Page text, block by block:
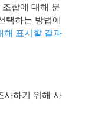
합에 대해 분
택하는 방법에
해 표시할 결과
사하기 위해 사